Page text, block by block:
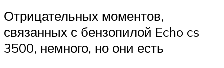
Отрицательных моментов,
связанных с бензопилой Echo cs
3500, немного, но они есть